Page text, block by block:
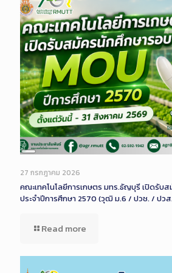
Long
Description
27 กรกฎาคม 2026
คณะเทคโนโลยีการเกษตร มทร.ธัญบุรี เปิดรับ
ประจำปีการศึกษา 2570 (วุฒิ ม.6 / ปวช. / ปว
Read more